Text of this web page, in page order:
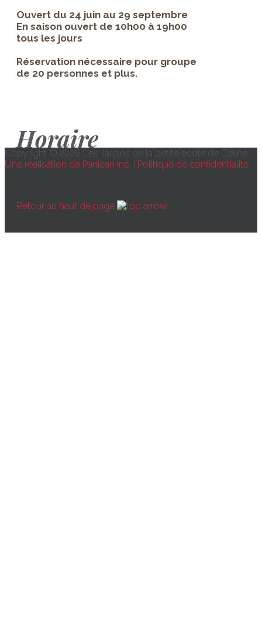
Ouvert du 24 juin au 29 septembre
En saison ouvert de 10h00 à 19h00
tous les jours
Réservation nécessaire pour groupe
de 20 personnes et plus.
Horaire
Copyright © 2026 Les Jardins de la petite école de Céline.
Une réalisation de Panican Inc.
Politique de confidentialité
Retour au haut de page